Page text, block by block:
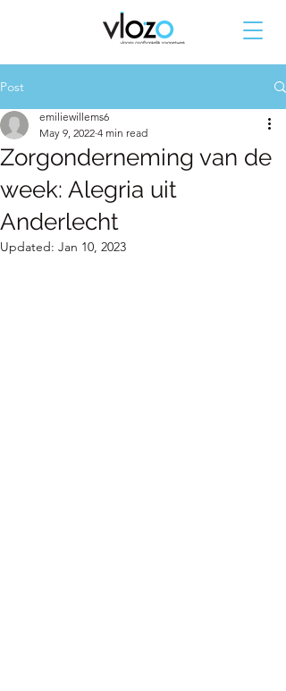
Post
Zorgonderneming van de
week: Alegria uit
Anderlecht
emiliewillems6
May 9, 2022 4 min read
Updated: Jan 10, 2023